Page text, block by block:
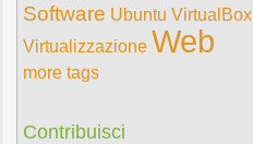
Software Ubuntu VirtualBox
Virtualizzazione Web
more tags
Contribuisci